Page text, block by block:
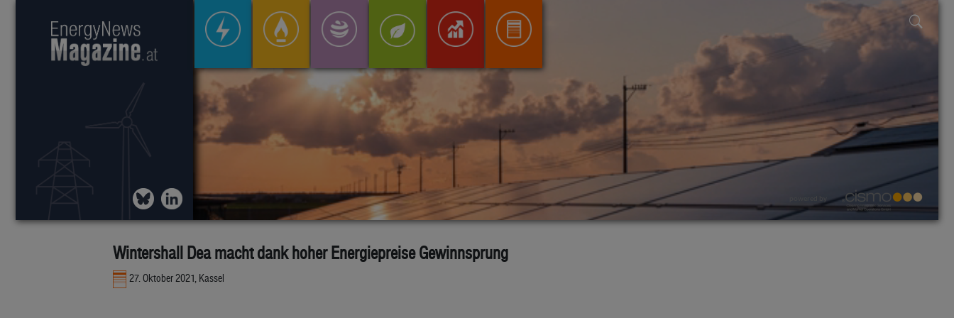
Wintershall Dea macht dank hoher Energiepreise Gewinnsprung
27. Oktober 2021, Kassel